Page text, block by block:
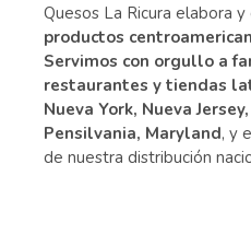
Quesos La Ricura elabora
productos
Servimos con orgullo a
restaurantes y tiendas
Nueva York, Nueva
Pensilvania, Maryland, y
de nuestra distribución